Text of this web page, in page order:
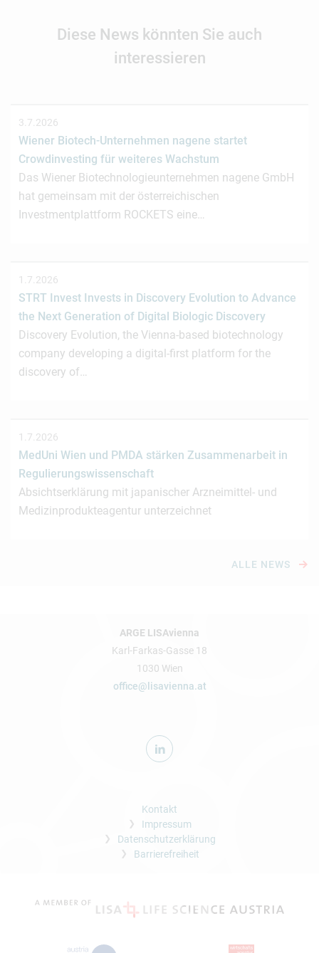
Diese News könnten Sie auch
interessieren
3.7.2026
Wiener Biotech-Unternehmen nagene startet
Crowdinvesting für weiteres Wachstum
Das Wiener Biotechnologieunternehmen nagene GmbH
hat gemeinsam mit der österreichischen
Investmentplattform ROCKETS eine…
1.7.2026
STRT Invest Invests in Discovery Evolution to Advance
the Next Generation of Digital Biologic Discovery
Discovery Evolution, the Vienna-based biotechnology
company developing a digital-first platform for the
discovery of…
1.7.2026
MedUni Wien und PMDA stärken Zusammenarbeit in
Regulierungswissenschaft
Absichtserklärung mit japanischer Arzneimittel- und
Medizinprodukteagentur unterzeichnet
ALLE NEWS
ARGE LISAvienna
Karl-Farkas-Gasse 18
1030 Wien
office@lisavienna.at
Kontakt
Impressum
Datenschutzerklärung
Barrierefreiheit